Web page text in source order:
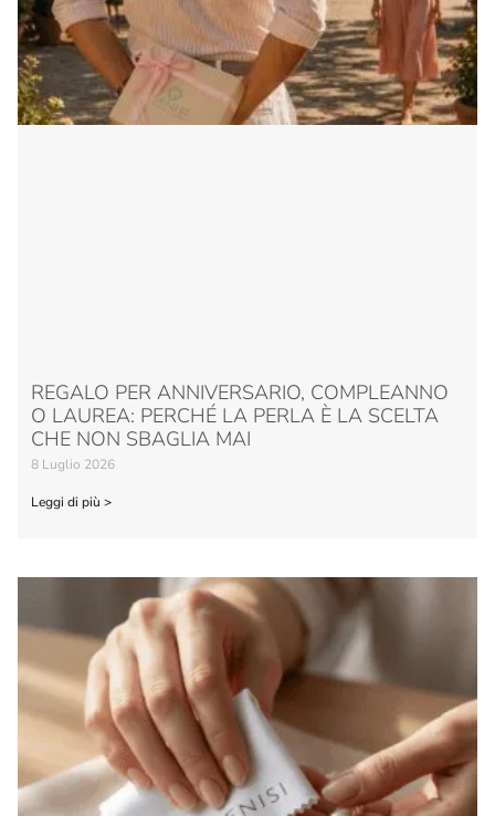
REGALO PER ANNIVERSARIO, COMPLEANNO
O LAUREA: PERCHÉ LA PERLA È LA SCELTA
CHE NON SBAGLIA MAI
8 Luglio 2026
Leggi di più >